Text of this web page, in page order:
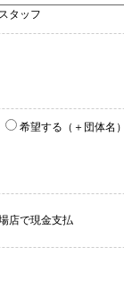
タッフ
希望する（＋団体名
店で現金支払